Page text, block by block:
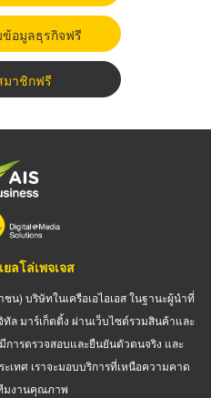
อมูลธุรกิจฟรี
มาชิกฟรี
ลโล่เพจเจส
น) บริษัทในเครือเอไอเอส ในฐานะผู้นำที่
มาร์เก็ตติ้ง ผ่านเว็บไซต์รวมสินค้าและ
การตรวจสอบและยืนยันตัวตนจริง และ
ทศ เราจะมอบบริการที่เหนือความคาด
มงานคุณภาพ